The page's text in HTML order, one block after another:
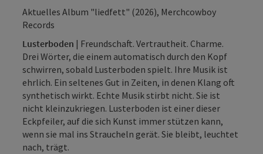
Aktuelles Album "liedfett" (2026), Merchcowboy
Records
Lusterboden | Freundschaft. Vertrautheit. Charme.
Drei Wörter, die einem automatisch durch den Kopf
schwirren, sobald Lusterboden spielt. Ihre Musik ist
ehrlich. Ein seltenes Gut in Zeiten, in denen Klang oft
synthetisch wirkt. Echte Musik stirbt nicht. Sie ist
nicht kleinzukriegen. Lusterboden ist einer dieser
Eckpfeiler, auf die sich Kunst immer stützen kann,
wenn sie mal ins Straucheln gerät. Sie bleibt, leuchtet
nach, trägt.